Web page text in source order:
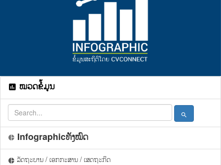
assessment ໝວດຂໍ້ມູນ
search
pie_chart Infographicທັງໝົດ
pie_chart ລັດຖະບານ / ເອກກະສານ / ເສດຖະກິດ